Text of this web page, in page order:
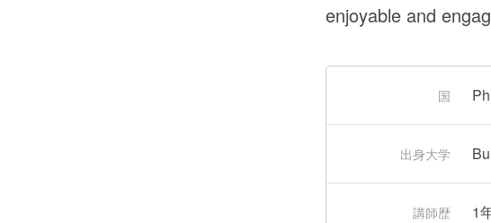
enjoyable and
国
出身大学
講師歴 1